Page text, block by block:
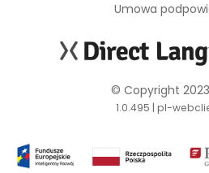
Umowa
© Copyright 2023
1.0.495 | pl-